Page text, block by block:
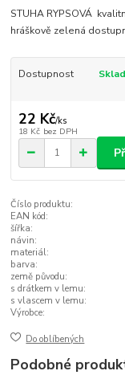
STUHA RYPSOVÁ
hráškově zelená
Dostupnost
22 Kč/ks
18 Kč bez DPH
Číslo produktu:
EAN kód:
šířka:
návin:
materiál:
barva:
země původu:
s drátkem v lemu:
s vlascem v lemu:
Výrobce:
Do oblíbených
Podobné